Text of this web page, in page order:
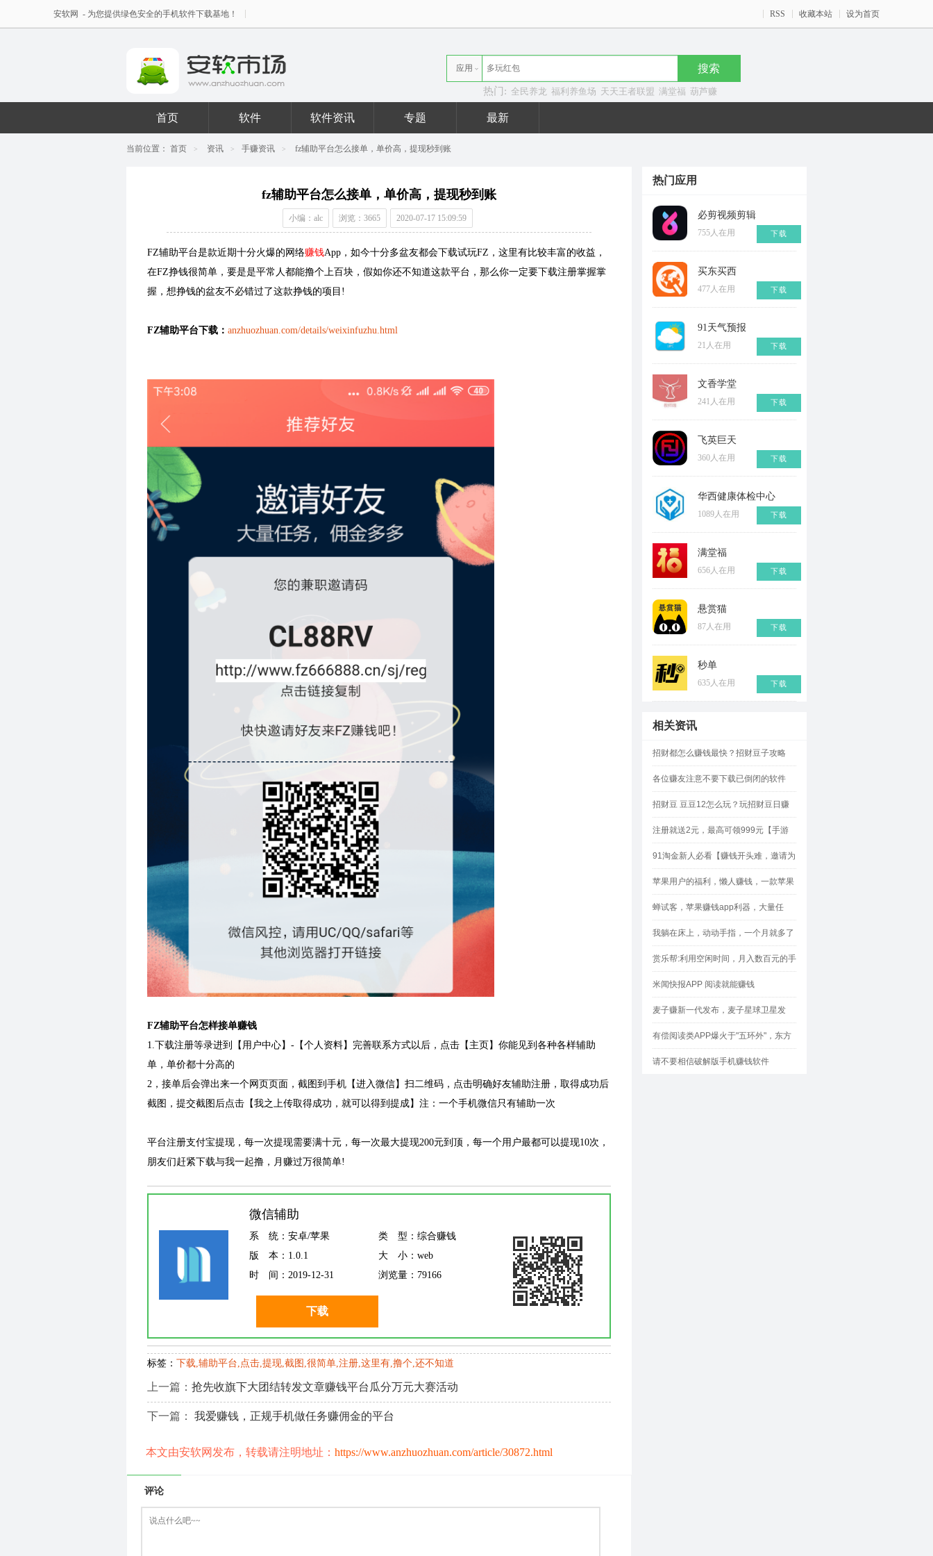
安软网 - 为您提供绿色安全的手机软件下载基地！ RSS 收藏本站 设为首页
应用
热门: 全民养龙 福利养鱼场 天天王者联盟 满堂福 葫芦赚
首页 软件 软件资讯 专题 最新
当前位置： 首页 > 资讯 > 手赚资讯 > fz辅助平台怎么接单，单价高，提现秒到账
fz辅助平台怎么接单，单价高，提现秒到账
小编：alc 浏览：3665 2020-07-17 15:09:59
FZ辅助平台是款近期十分火爆的网络赚钱App，如今十分多盆友都会下载试玩FZ，这里有比较丰富的收益，
在FZ挣钱很简单，要是是平常人都能撸个上百块，假如你还不知道这款平台，那么你一定要下载注册掌握掌
握，想挣钱的盆友不必错过了这款挣钱的项目!
FZ辅助平台下载： anzhuozhuan.com/details/weixinfuzhu.html
FZ辅助平台怎样接单赚钱
1.下载注册等录进到【用户中心】-【个人资料】完善联系方式以后，点击【主页】你能见到各种各样辅助
单，单价都十分高的
2，接单后会弹出来一个网页页面，截图到手机【进入微信】扫二维码，点击明确好友辅助注册，取得成功后
截图，提交截图后点击【我之上传取得成功，就可以得到提成】注：一个手机微信只有辅助一次
平台注册支付宝提现，每一次提现需要满十元，每一次最大提现200元到顶，每一个用户最都可以提现10次，
朋友们赶紧下载与我一起撸，月赚过万很简单!
微信辅助
系 统： 安卓/苹果 类 型： 综合赚钱
版 本： 1.0.1 大 小： web
时 间： 2019-12-31 浏览量： 79166
下载
标签： 下载,辅助平台,点击,提现,截图,很简单,注册,这里有,撸个,还不知道
上一篇： 抢先收旗下大团结转发文章赚钱平台瓜分万元大赛活动
下一篇： 我爱赚钱，正规手机做任务赚佣金的平台
本文由安软网发布，转载请注明地址： https://www.anzhuozhuan.com/article/30872.html
评论
热门应用
必剪视频剪辑
下载
755人在用
买东买西
下载
477人在用
91天气预报
下载
21人在用
文香学堂
下载
241人在用
飞英巨天
下载
360人在用
华西健康体检中心
下载
1089人在用
满堂福
下载
656人在用
悬赏猫
下载
87人在用
秒单
下载
635人在用
相关资讯
招财都怎么赚钱最快？招财豆子攻略
各位赚友注意不要下载已倒闭的软件
招财豆 豆豆12怎么玩？玩招财豆日赚
注册就送2元，最高可领999元【手游
91淘金新人必看【赚钱开头难，邀请为
苹果用户的福利，懒人赚钱，一款苹果
蝉试客，苹果赚钱app利器，大量任
我躺在床上，动动手指，一个月就多了
赏乐帮:利用空闲时间，月入数百元的手
米闻快报APP 阅读就能赚钱
麦子赚新一代发布，麦子星球卫星发
有偿阅读类APP爆火于"五环外"，东方
请不要相信破解版手机赚钱软件